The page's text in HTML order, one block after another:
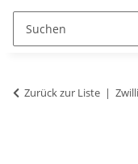
Zurück zur Liste